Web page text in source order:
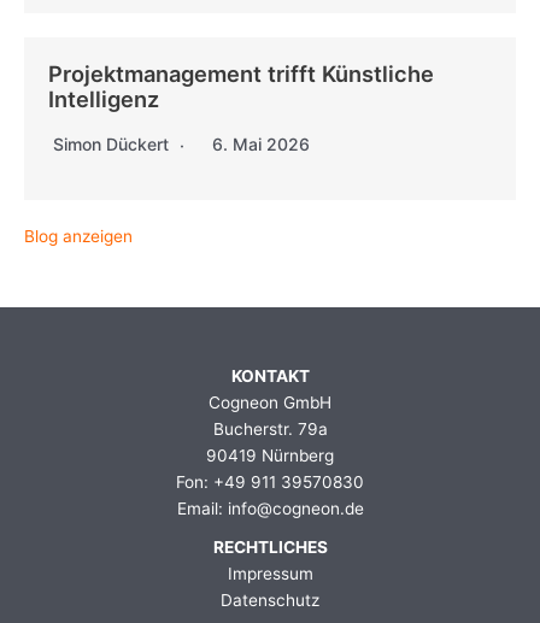
Projektmanagement trifft Künstliche
Intelligenz
Simon Dückert 6. Mai 2026
Blog anzeigen
KONTAKT
Cogneon GmbH
Bucherstr. 79a
90419 Nürnberg
Fon: +49 911 39570830
Email: info@cogneon.de
RECHTLICHES
Impressum
Datenschutz